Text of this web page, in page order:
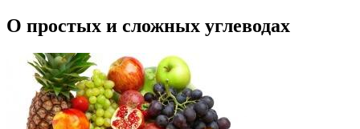
О простых и сложных углеводах